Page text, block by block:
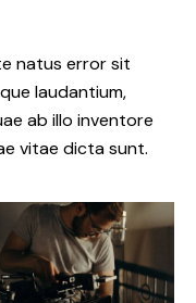
natus error sit
laudantium,
ab illo inventore
vitae dicta sunt.